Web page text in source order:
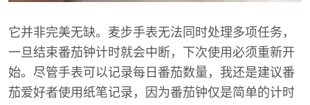
它并非完美无缺。麦步手表无法同时处理多项任务，
一旦结束番茄钟计时就会中断，下次使用必须重新开
始。尽管手表可以记录每日番茄数量，我还是建议番
茄爱好者使用纸笔记录，因为番茄钟仅是简单的计时